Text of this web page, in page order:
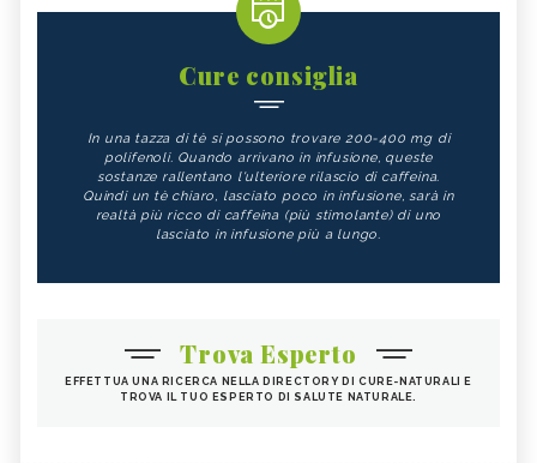
Cure consiglia
In una tazza di tè si possono trovare 200-400 mg di
polifenoli. Quando arrivano in infusione, queste
sostanze rallentano l'ulteriore rilascio di caffeina.
Quindi un tè chiaro, lasciato poco in infusione, sarà in
realtà più ricco di caffeina (più stimolante) di uno
lasciato in infusione più a lungo.
Trova Esperto
EFFETTUA UNA RICERCA NELLA DIRECTORY DI CURE-NATURALI E
TROVA IL TUO ESPERTO DI SALUTE NATURALE.